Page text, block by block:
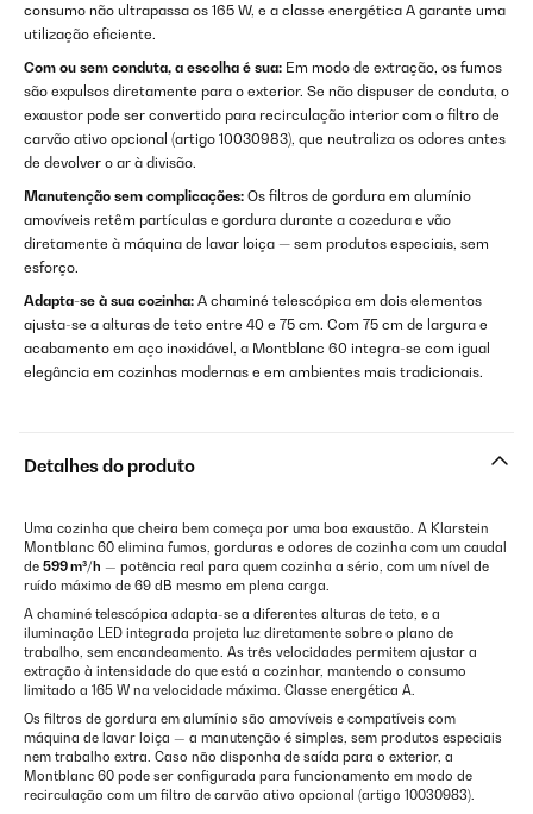
consumo não ultrapassa os 165 W, e a classe energética A garante uma
utilização eficiente.
Com ou sem conduta, a escolha é sua: Em modo de extração, os fumos
são expulsos diretamente para o exterior. Se não dispuser de conduta, o
exaustor pode ser convertido para recirculação interior com o filtro de
carvão ativo opcional (artigo 10030983), que neutraliza os odores antes
de devolver o ar à divisão.
Manutenção sem complicações: Os filtros de gordura em alumínio
amovíveis retêm partículas e gordura durante a cozedura e vão
diretamente à máquina de lavar loiça — sem produtos especiais, sem
esforço.
Adapta-se à sua cozinha: A chaminé telescópica em dois elementos
ajusta-se a alturas de teto entre 40 e 75 cm. Com 75 cm de largura e
acabamento em aço inoxidável, a Montblanc 60 integra-se com igual
elegância em cozinhas modernas e em ambientes mais tradicionais.
Detalhes do produto
Uma cozinha que cheira bem começa por uma boa exaustão. A Klarstein
Montblanc 60 elimina fumos, gorduras e odores de cozinha com um caudal
de 599 m³/h — potência real para quem cozinha a sério, com um nível de
ruído máximo de 69 dB mesmo em plena carga.
A chaminé telescópica adapta-se a diferentes alturas de teto, e a
iluminação LED integrada projeta luz diretamente sobre o plano de
trabalho, sem encandeamento. As três velocidades permitem ajustar a
extração à intensidade do que está a cozinhar, mantendo o consumo
limitado a 165 W na velocidade máxima. Classe energética A.
Os filtros de gordura em alumínio são amovíveis e compatíveis com
máquina de lavar loiça — a manutenção é simples, sem produtos especiais
nem trabalho extra. Caso não disponha de saída para o exterior, a
Montblanc 60 pode ser configurada para funcionamento em modo de
recirculação com um filtro de carvão ativo opcional (artigo 10030983).